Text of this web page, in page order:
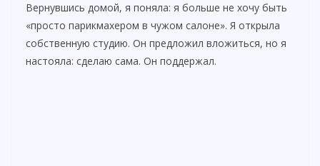
Вернувшись домой, я поняла: я больше не хочу быть
«просто парикмахером в чужом салоне». Я открыла
собственную студию. Он предложил вложиться, но я
настояла: сделаю сама. Он поддержал.